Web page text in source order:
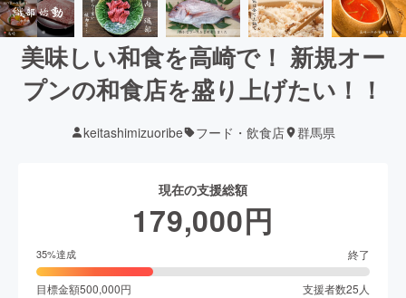
美味しい和食を高崎で！ 新規オー
プンの和食店を盛り上げたい！！
keitashimizuoribe フード・飲食店 群馬県
現在の支援総額
179,000円
35%達成 終了
目標金額500,000円 支援者数25 人